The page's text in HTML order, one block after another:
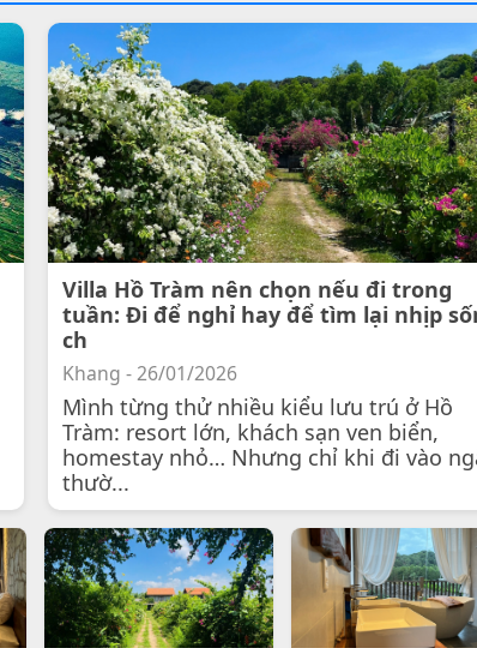
Villa Hồ Tràm nên chọn nếu đi trong
tuần: Đi để nghỉ hay để tìm lại nhịp
ch
Khang - 26/01/2026
Mình từng thử nhiều kiểu lưu trú ở Hồ
Tràm: resort lớn, khách sạn ven biển,
homestay nhỏ… Nhưng chỉ khi đi vào
thườ...